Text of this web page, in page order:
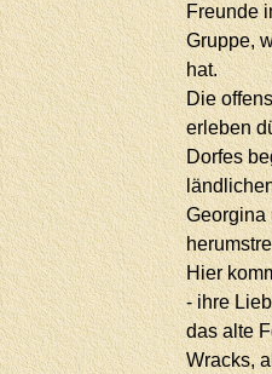
Freunde
Gruppe,
hat.
Die
erleben
Dorfes
Georgina
Hier
- ihre
das alte
Wracks,